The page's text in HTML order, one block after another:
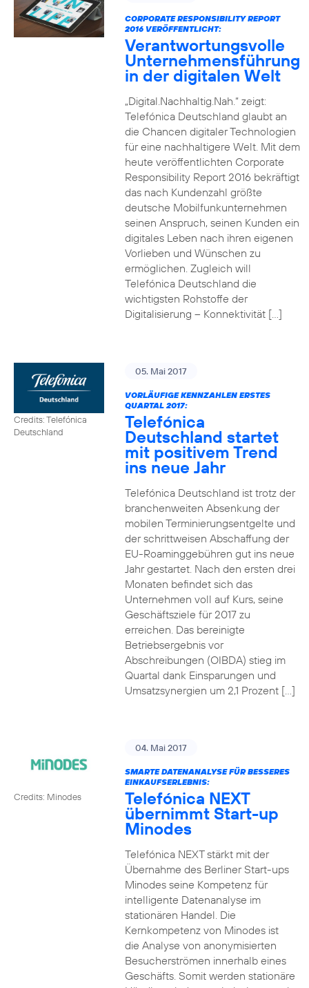
CORPORATE RESPONSIBILITY REPORT
2016 VERÖFFENTLICHT:
Verantwortungsvolle
Unternehmensführung
in der digitalen Welt
„Digital.Nachhaltig.Nah.“ zeigt:
Telefónica Deutschland glaubt an
die Chancen digitaler Technologien
für eine nachhaltigere Welt. Mit dem
heute veröffentlichten Corporate
Responsibility Report 2016 bekräftigt
das nach Kundenzahl größte
deutsche Mobilfunkunternehmen
seinen Anspruch, seinen Kunden ein
digitales Leben nach ihren eigenen
Vorlieben und Wünschen zu
ermöglichen. Zugleich will
Telefónica Deutschland die
wichtigsten Rohstoffe der
Digitalisierung – Konnektivität […]
Credits: Telefónica
Deutschland
05. Mai 2017
VORLÄUFIGE KENNZAHLEN ERSTES
QUARTAL 2017:
Telefónica
Deutschland startet
mit positivem Trend
ins neue Jahr
Telefónica Deutschland ist trotz der
branchenweiten Absenkung der
mobilen Terminierungsentgelte und
der schrittweisen Abschaffung der
EU-Roaminggebühren gut ins neue
Jahr gestartet. Nach den ersten drei
Monaten befindet sich das
Unternehmen voll auf Kurs, seine
Geschäftsziele für 2017 zu
erreichen. Das bereinigte
Betriebsergebnis vor
Abschreibungen (OIBDA) stieg im
Quartal dank Einsparungen und
Umsatzsynergien um 2,1 Prozent […]
Credits: Minodes
04. Mai 2017
SMARTE DATENANALYSE FÜR BESSERES
EINKAUFSERLEBNIS:
Telefónica NEXT
übernimmt Start-up
Minodes
Telefónica NEXT stärkt mit der
Übernahme des Berliner Start-ups
Minodes seine Kompetenz für
intelligente Datenanalyse im
stationären Handel. Die
Kernkompetenz von Minodes ist
die Analyse von anonymisierten
Besucherströmen innerhalb eines
Geschäfts. Somit werden stationäre